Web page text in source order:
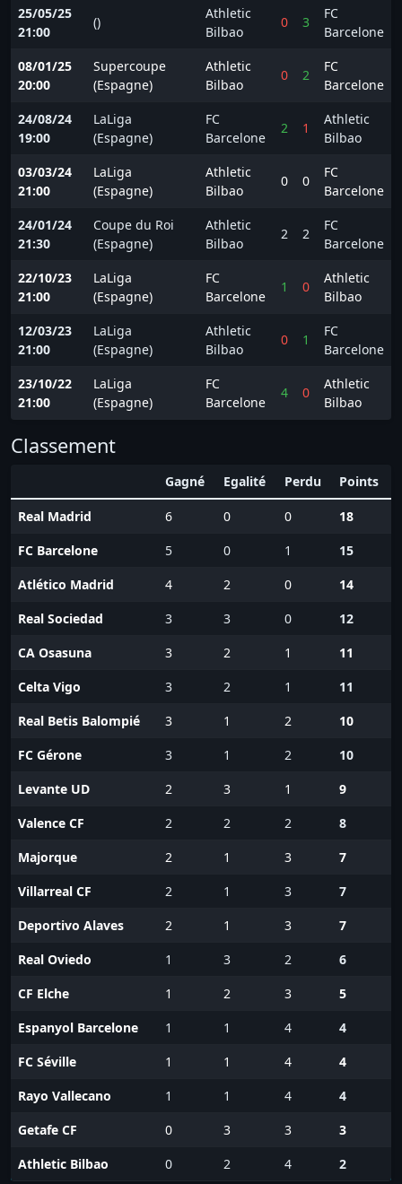
25/05/25
21:00
()
Athletic
Bilbao
0 3
FC
Barcelone
08/01/25
20:00
Supercoupe
(Espagne)
Athletic
Bilbao
0 2
FC
Barcelone
24/08/24
19:00
LaLiga
(Espagne)
FC
Barcelone
2 1
Athletic
Bilbao
03/03/24
21:00
LaLiga
(Espagne)
Athletic
Bilbao
0 0
FC
Barcelone
24/01/24
21:30
Coupe du Roi
(Espagne)
Athletic
Bilbao
2 2
FC
Barcelone
22/10/23
21:00
LaLiga
(Espagne)
FC
Barcelone
1 0
Athletic
Bilbao
12/03/23
21:00
LaLiga
(Espagne)
Athletic
Bilbao
0 1
FC
Barcelone
23/10/22
21:00
LaLiga
(Espagne)
FC
Barcelone
4 0
Athletic
Bilbao
Classement
Gagné Egalité Perdu Points
Real Madrid 6 0 0
18
FC Barcelone
5 0 1
15
Atlético Madrid
4 2 0
14
Real Sociedad
3 3 0
12
CA Osasuna
3 2 1
11
Celta Vigo
3 2 1
11
Real Betis Balompié
3 1 2
10
FC Gérone
3 1 2
10
Levante UD
2 3 1
9
Valence CF
2 2 2
8
Majorque
2 1 3
7
Villarreal CF
2 1 3
7
Deportivo Alaves
2 1 3
7
Real Oviedo
1 3 2
6
CF Elche
1 2 3
5
Espanyol Barcelone
1 1 4
4
FC Séville
1 1 4
4
Rayo Vallecano
1 1 4
4
Getafe CF
0 3 3
3
Athletic Bilbao
0 2 4 2